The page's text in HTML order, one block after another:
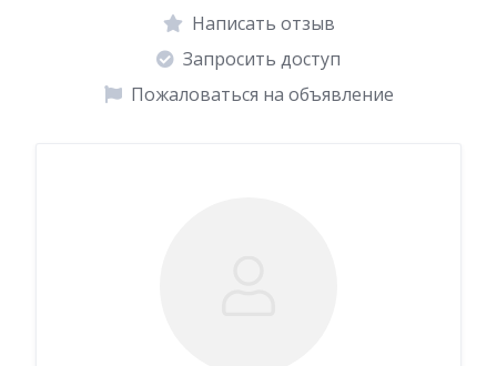
Написать отзыв
Запросить доступ
Пожаловаться на объявление